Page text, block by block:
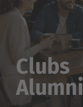
Clubs
Alumni